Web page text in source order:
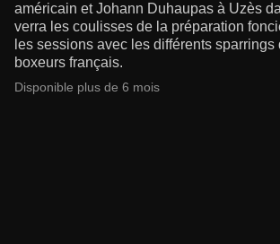
américain et Johann Duhaupas à Uzès
verra les coulisses de la préparation
les sessions avec les différents sparrings
boxeurs français.
Disponible plus de 6 mois